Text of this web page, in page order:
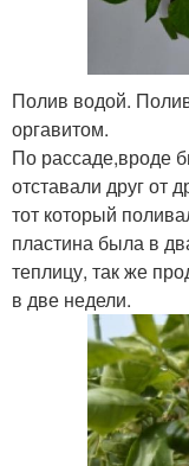
Полив водой.
оргавитом.
По рассаде,вроде
отставали друг от
тот который
пластина была в
теплицу, так же
в две недели.